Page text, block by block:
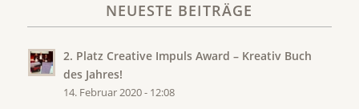
NEUESTE BEITRÄGE
2. Platz Creative Impuls Award – Kreativ Buch
des Jahres!
14. Februar 2020 - 12:08